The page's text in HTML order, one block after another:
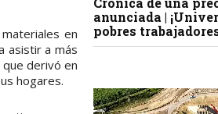
en
asistir a más
derivó en
hogares.
anunciada |
pobres